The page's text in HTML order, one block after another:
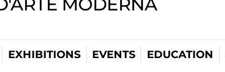
EXHIBITIONS EVENTS EDUCATION